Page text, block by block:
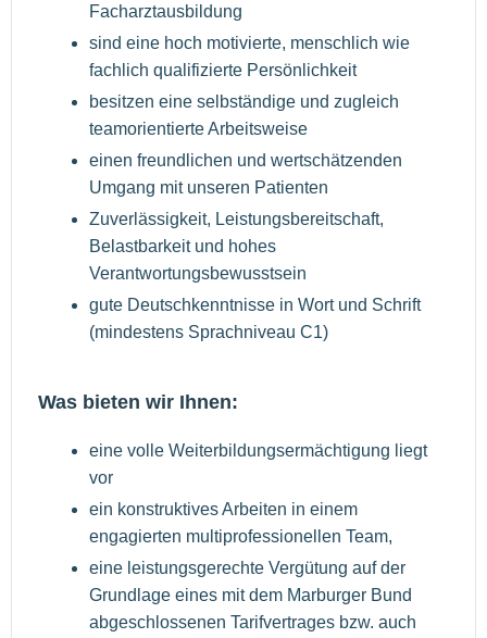
Facharztausbildung
sind eine hoch motivierte, menschlich wie
fachlich qualifizierte Persönlichkeit
besitzen eine selbständige und zugleich
teamorientierte Arbeitsweise
einen freundlichen und wertschätzenden
Umgang mit unseren Patienten
Zuverlässigkeit, Leistungsbereitschaft,
Belastbarkeit und hohes
Verantwortungsbewusstsein
gute Deutschkenntnisse in Wort und Schrift
(mindestens Sprachniveau C1)
Was bieten wir Ihnen:
eine volle Weiterbildungsermächtigung liegt
vor
ein konstruktives Arbeiten in einem
engagierten multiprofessionellen Team,
eine leistungsgerechte Vergütung auf der
Grundlage eines mit dem Marburger Bund
abgeschlossenen Tarifvertrages bzw. auch